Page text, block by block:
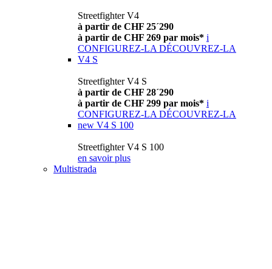
Streetfighter V4
à partir de CHF 25´290
à partir de CHF 269 par mois* i
CONFIGUREZ-LA DÉCOUVREZ-LA
V4 S
Streetfighter V4 S
à partir de CHF 28´290
à partir de CHF 299 par mois* i
CONFIGUREZ-LA DÉCOUVREZ-LA
new V4 S 100
Streetfighter V4 S 100
en savoir plus
Multistrada